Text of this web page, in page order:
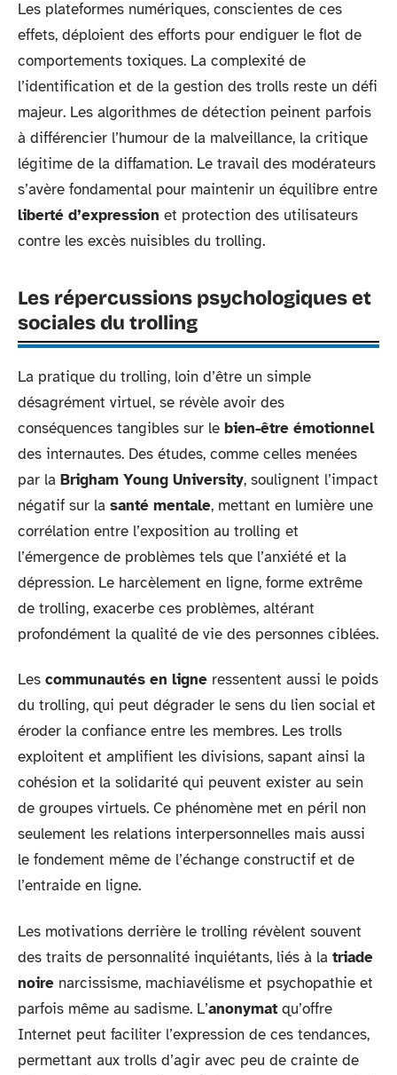
Les plateformes numériques, conscientes de ces
effets, déploient des efforts pour endiguer le flot de
comportements toxiques. La complexité de
l’identification et de la gestion des trolls reste un défi
majeur. Les algorithmes de détection peinent parfois
à différencier l’humour de la malveillance, la critique
légitime de la diffamation. Le travail des modérateurs
s’avère fondamental pour maintenir un équilibre entre
liberté d’expression et protection des utilisateurs
contre les excès nuisibles du trolling.
Les répercussions psychologiques et
sociales du trolling
La pratique du trolling, loin d’être un simple
désagrément virtuel, se révèle avoir des
conséquences tangibles sur le bien-être émotionnel
des internautes. Des études, comme celles menées
par la Brigham Young University, soulignent l’impact
négatif sur la santé mentale, mettant en lumière une
corrélation entre l’exposition au trolling et
l’émergence de problèmes tels que l’anxiété et la
dépression. Le harcèlement en ligne, forme extrême
de trolling, exacerbe ces problèmes, altérant
profondément la qualité de vie des personnes ciblées.
Les communautés en ligne ressentent aussi le poids
du trolling, qui peut dégrader le sens du lien social et
éroder la confiance entre les membres. Les trolls
exploitent et amplifient les divisions, sapant ainsi la
cohésion et la solidarité qui peuvent exister au sein
de groupes virtuels. Ce phénomène met en péril non
seulement les relations interpersonnelles mais aussi
le fondement même de l’échange constructif et de
l’entraide en ligne.
Les motivations derrière le trolling révèlent souvent
des traits de personnalité inquiétants, liés à la triade
noire narcissisme, machiavélisme et psychopathie et
parfois même au sadisme. L’anonymat qu’offre
Internet peut faciliter l’expression de ces tendances,
permettant aux trolls d’agir avec peu de crainte de